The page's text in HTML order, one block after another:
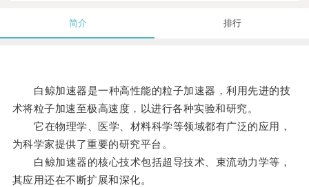
简介 排行
白鲸加速器是一种高性能的粒子加速器，利用先进的技
术将粒子加速至极高速度，以进行各种实验和研究。
它在物理学、医学、材料科学等领域都有广泛的应用，
为科学家提供了重要的研究平台。
白鲸加速器的核心技术包括超导技术、束流动力学等，
其应用还在不断扩展和深化。